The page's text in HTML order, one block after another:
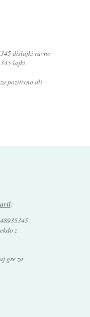
dislajki ravno
lajki.
pozitivno ali
:
z
gre za